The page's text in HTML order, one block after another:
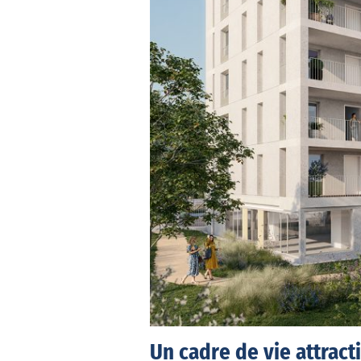
Un cadre de vie